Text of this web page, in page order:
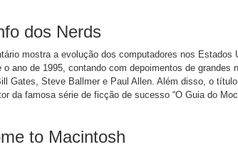
dos Nerds
mostra a evolução dos computadores nos Estados
o ano de 1995, contando com depoimentos de
Gates, Steve Ballmer e Paul Allen. Além disso, o
da famosa série de ficção de sucesso “O Guia do
to Macintosh